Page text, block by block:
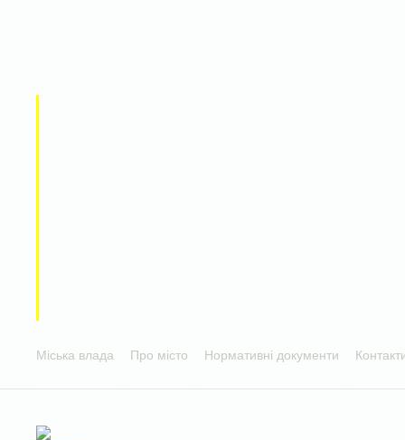
Міська влада Про місто Нормативні документи